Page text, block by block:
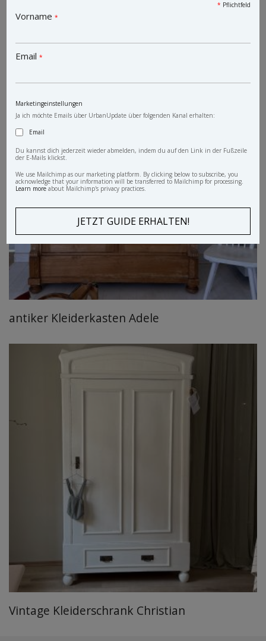
Vintage Schrank Dino
antiker Kleiderkasten Adele
Vintage Kleiderschrank Christian
* Pflichtfeld
Vorname*
Email*
Marketingeinstellungen
Ja ich möchte Emails über UrbanUpdate über folgenden Kanal erhalten:
Email
Du kannst dich jederzeit wieder abmelden, indem du auf den Link in der Fußzeile
der E-Mails klickst.
We use Mailchimp as our marketing platform. By clicking below to subscribe, you
acknowledge that your information will be transferred to Mailchimp for processing.
Learn more about Mailchimp's privacy practices.